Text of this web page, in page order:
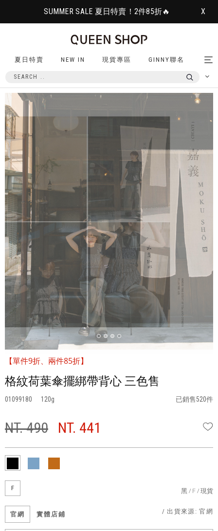
SUMMER SALE 夏日特賣！2件85折🔥 X
夏日特賣 NEW IN 現貨專區 GINNY聯名
【單件9折、兩件85折】
格紋荷葉傘擺綁帶背心 三色售
01099180 120 已銷售520件
NT. 490 NT. 441
F 黑 F 現貨
官網 實體店鋪 / 出貨來源:官網